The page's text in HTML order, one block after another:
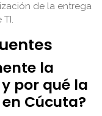
de la entrega
TI.
la
por qué la
Cúcuta?